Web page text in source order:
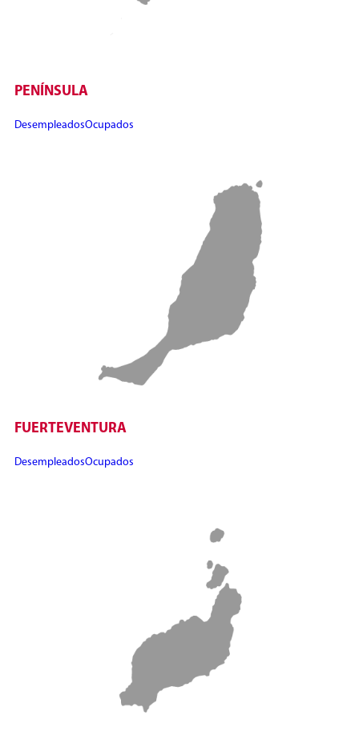
PENÍNSULA
DesempleadosOcupados
FUERTEVENTURA
DesempleadosOcupados